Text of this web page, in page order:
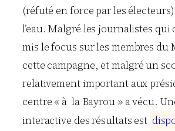
(réfuté en force par les
l’eau. Malgré les journalistes
mis le focus sur les membres du
cette campagne, et malgré un
relativement important aux
centre « à la Bayrou » a vécu.
interactive des résultats est disp